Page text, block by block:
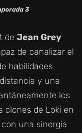
3
de Jean Grey
de canalizar el
habilidades
y una
los
clones de Loki en
una sinergia